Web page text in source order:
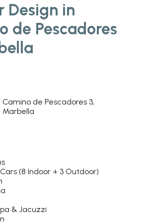
Design in
de Pescadores
Camino de Pescadores 3,
Marbella
Cars (8 Indoor + 3 Outdoor)
& Jacuzzi